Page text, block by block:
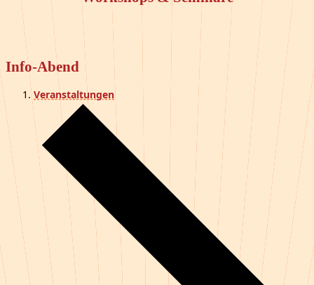
Info-Abend
Veranstaltungen